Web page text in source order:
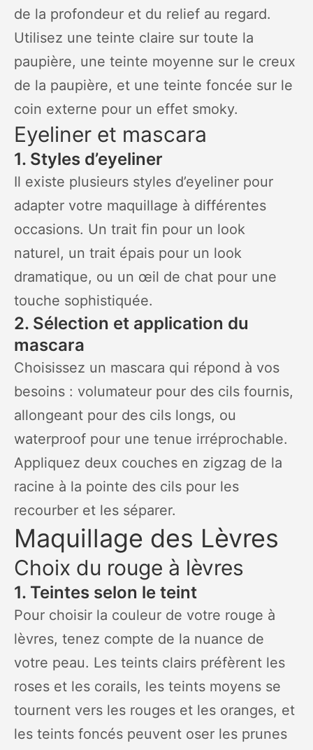
de la profondeur et du relief au regard.
Utilisez une teinte claire sur toute la
paupière, une teinte moyenne sur le creux
de la paupière, et une teinte foncée sur le
coin externe pour un effet smoky.
Eyeliner et mascara
1. Styles d’eyeliner
Il existe plusieurs styles d’eyeliner pour
adapter votre maquillage à différentes
occasions. Un trait fin pour un look
naturel, un trait épais pour un look
dramatique, ou un œil de chat pour une
touche sophistiquée.
2. Sélection et application du
mascara
Choisissez un mascara qui répond à vos
besoins : volumateur pour des cils fournis,
allongeant pour des cils longs, ou
waterproof pour une tenue irréprochable.
Appliquez deux couches en zigzag de la
racine à la pointe des cils pour les
recourber et les séparer.
Maquillage des Lèvres
Choix du rouge à lèvres
1. Teintes selon le teint
Pour choisir la couleur de votre rouge à
lèvres, tenez compte de la nuance de
votre peau. Les teints clairs préfèrent les
roses et les corails, les teints moyens se
tournent vers les rouges et les oranges, et
les teints foncés peuvent oser les prunes